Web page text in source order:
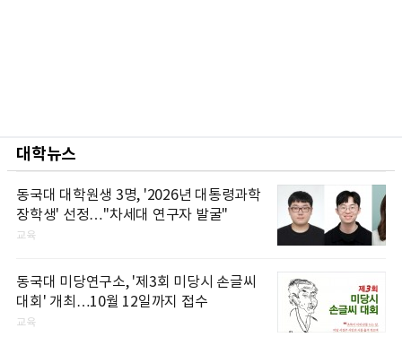
대학뉴스
동국대 대학원생 3명, '2026년 대통령과학
장학생' 선정…"차세대 연구자 발굴"
교육
동국대 미당연구소, '제3회 미당시 손글씨
대회' 개최…10월 12일까지 접수
교육